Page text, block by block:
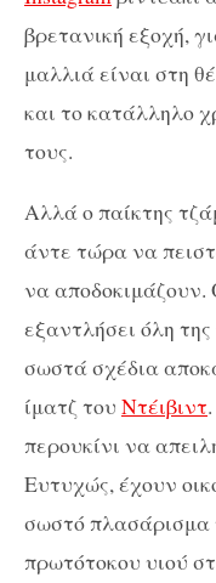
βρετανική εξοχή,
μαλλιά είναι στη
και το κατάλληλο
τους.
Αλλά ο παίκτης
άντε τώρα να
να αποδοκιμάζουν.
εξαντλήσει όλη
σωστά σχέδια
ίματζ του Ντέιβιντ
περουκίνι να
Ευτυχώς, έχουν
σωστό πλασάρισμα
πρωτότοκου υιού